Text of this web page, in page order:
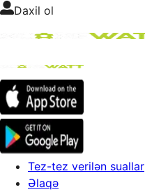
Daxil ol
Tez-tez verilən suallar
Əlaqə